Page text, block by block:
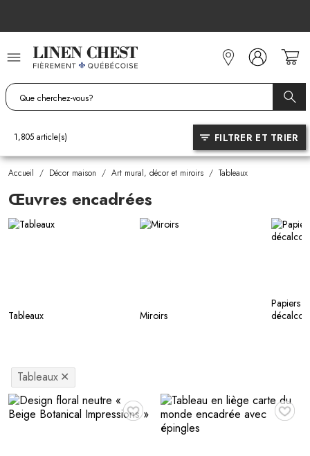
contenu
Accueil / Décor maison / Art mural, décor et miroirs / Tableaux
Œuvres encadrées
Tableaux Miroirs
Papiers
1,805 article(s) FILTRER ET TRIER
Tableaux ✕
♥ ♥